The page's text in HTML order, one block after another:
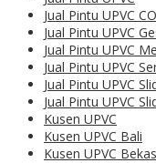
Jual Pintu UPVC
Jual Pintu UPVC
Jual Pintu UPVC
Jual Pintu UPVC
Jual Pintu UPVC
Jual Pintu UPVC
Kusen UPVC
Kusen UPVC Bali
Kusen UPVC